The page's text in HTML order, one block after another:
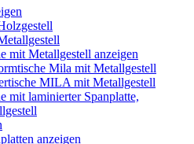
mit Metallgestell anzeigen
Mila mit Metallgestell
MILA mit Metallgestell
mit laminierter Spanplatte,
anzeigen